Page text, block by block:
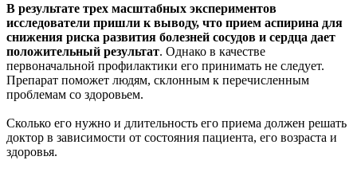
В результате трех масштабных экспериментов
исследователи пришли к выводу, что прием аспирина для
снижения риска развития болезней сосудов и сердца дает
положительный результат. Однако в качестве
первоначальной профилактики его принимать не следует.
Препарат поможет людям, склонным к перечисленным
проблемам со здоровьем.
Сколько его нужно и длительность его приема должен решать
доктор в зависимости от состояния пациента, его возраста и
здоровья.